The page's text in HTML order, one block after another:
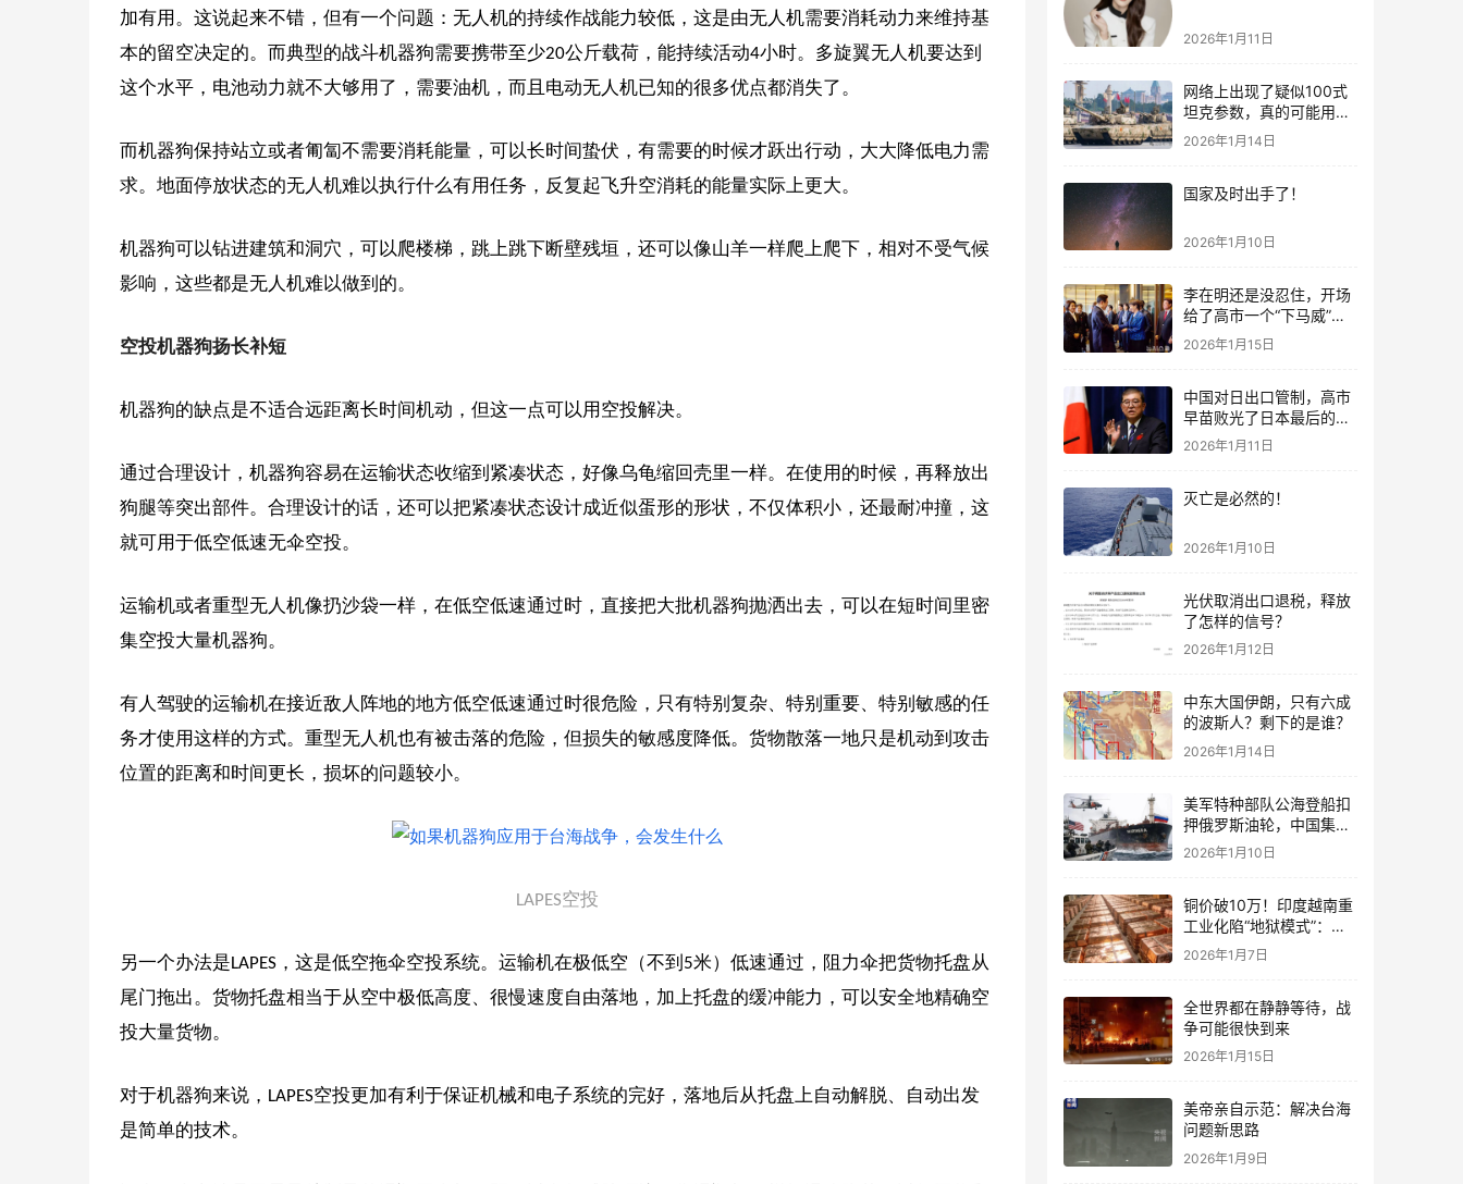
加有用。这说起来不错，但有一个问题：无人机的持续作战能力较低，这是由无人机需要消耗动力来维持基
本的留空决定的。而典型的战斗机器狗需要携带至少20公斤载荷，能持续活动4小时。多旋翼无人机要达到
这个水平，电池动力就不大够用了，需要油机，而且电动无人机已知的很多优点都消失了。
而机器狗保持站立或者匍匐不需要消耗能量，可以长时间蛰伏，有需要的时候才跃出行动，大大降低电力需
求。地面停放状态的无人机难以执行什么有用任务，反复起飞升空消耗的能量实际上更大。
机器狗可以钻进建筑和洞穴，可以爬楼梯，跳上跳下断壁残垣，还可以像山羊一样爬上爬下，相对不受气候
影响，这些都是无人机难以做到的。
空投机器狗扬长补短
机器狗的缺点是不适合远距离长时间机动，但这一点可以用空投解决。
通过合理设计，机器狗容易在运输状态收缩到紧凑状态，好像乌龟缩回壳里一样。在使用的时候，再释放出
狗腿等突出部件。合理设计的话，还可以把紧凑状态设计成近似蛋形的形状，不仅体积小，还最耐冲撞，这
就可用于低空低速无伞空投。
运输机或者重型无人机像扔沙袋一样，在低空低速通过时，直接把大批机器狗抛洒出去，可以在短时间里密
集空投大量机器狗。
有人驾驶的运输机在接近敌人阵地的地方低空低速通过时很危险，只有特别复杂、特别重要、特别敏感的任
务才使用这样的方式。重型无人机也有被击落的危险，但损失的敏感度降低。货物散落一地只是机动到攻击
位置的距离和时间更长，损坏的问题较小。
LAPES空投
另一个办法是LAPES，这是低空拖伞空投系统。运输机在极低空（不到5米）低速通过，阻力伞把货物托盘从
尾门拖出。货物托盘相当于从空中极低高度、很慢速度自由落地，加上托盘的缓冲能力，可以安全地精确空
投大量货物。
对于机器狗来说，LAPES空投更加有利于保证机械和电子系统的完好，落地后从托盘上自动解脱、自动出发
是简单的技术。
2026年1月11日
网络上出现了疑似100式
坦克参数，真的可能用了
钛合金装甲！
2026年1月14日
国家及时出手了！
2026年1月10日
李在明还是没忍住，开场
给了高市一个“下马威”，
还特意提到中国
2026年1月15日
中国对日出口管制，高市
早苗败光了日本最后的国
运
2026年1月11日
灭亡是必然的！
2026年1月10日
光伏取消出口退税，释放
了怎样的信号？
2026年1月12日
中东大国伊朗，只有六成
的波斯人？剩下的是谁？
2026年1月14日
美军特种部队公海登船扣
押俄罗斯油轮，中国集装
箱武装船早有准备？
2026年1月10日
铜价破10万！印度越南重
工业化陷“地狱模式”：中
国当年抄底的历史红利，
再也复刻不了
2026年1月7日
全世界都在静静等待，战
争可能很快到来
2026年1月15日
美帝亲自示范：解决台海
问题新思路
2026年1月9日